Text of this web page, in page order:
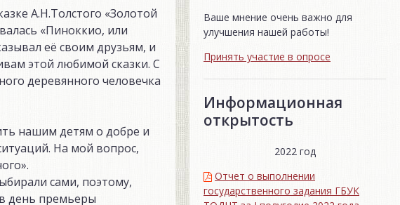
А.Н.Толстого «Золотой
«Пиноккио, или
её своим друзьям, и
этой любимой сказки. С
деревянного человечка
нашим детям о добре и
На мой вопрос,
сами, поэтому,
день премьеры
Ваше мнение очень важно для
улучшения нашей работы!
Принять участие в опросе
Информационная
открытость
2022 год
Отчет о выполнении
государственного задания ГБУК